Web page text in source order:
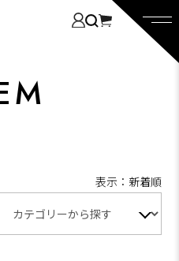
表示：新着順